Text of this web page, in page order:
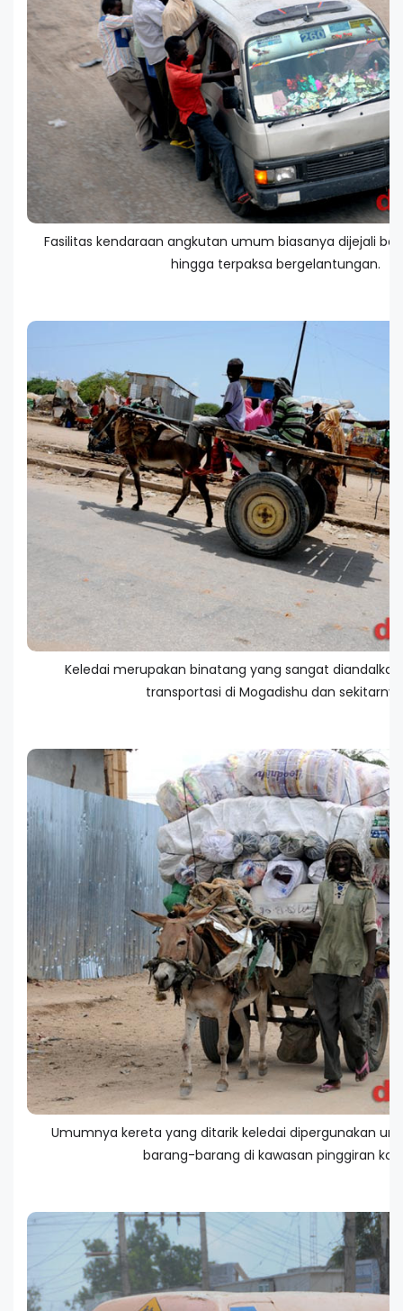
Fasilitas kendaraan angkutan umum biasanya dijejali
hingga terpaksa bergelantungan.
Keledai merupakan binatang yang sangat
transportasi di Mogadishu dan
Umumnya kereta yang ditarik keledai dipergunakan
barang-barang di kawasan pinggiran